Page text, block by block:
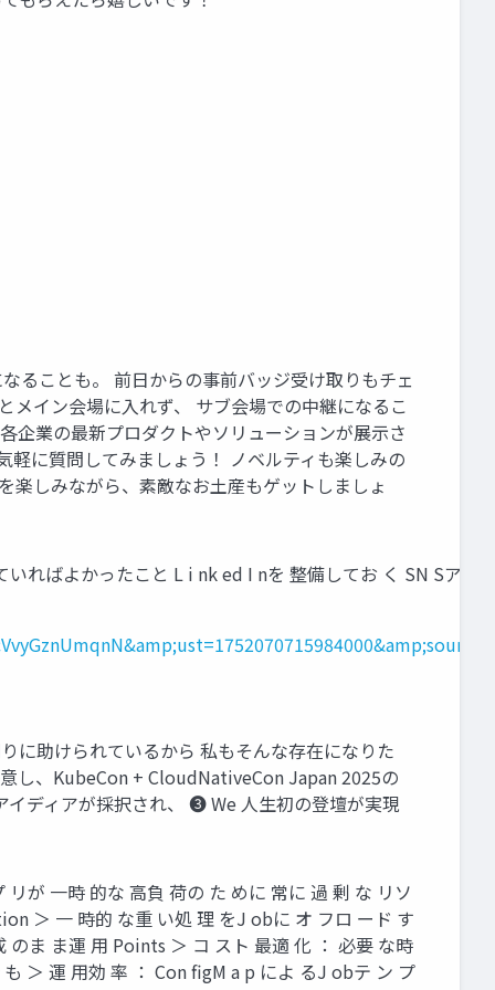
ることも。 前日からの事前バッジ受け取りもチェ
メイン会場に入れず、 サブ会場での中継になるこ
企業の最新プロダクトやソリューションが展示さ
に質問してみましょう！ ノベルティも楽しみの
楽しみながら、素敵なお土産もゲットしましょ
ればよかったこと L i nk ed I nを 整備してお く SN Sアイ
に助けられているから 私もそんな存在になりた
し、KubeCon + CloudNativeCon Japan 2025の
ディアが採択され、 ❸ We 人生初の登壇が実現
が 一時 的な 高負 荷の た めに 常に 過 剰 な リソ
＞ 一 時的 な重 い処 理 をJ obに オ フロ ード す
ま ま運 用 Points ＞ コ スト 最適 化 ： 必要 な時
＞ 運 用効 率 ： Con figM a p によ るJ obテ ン プ